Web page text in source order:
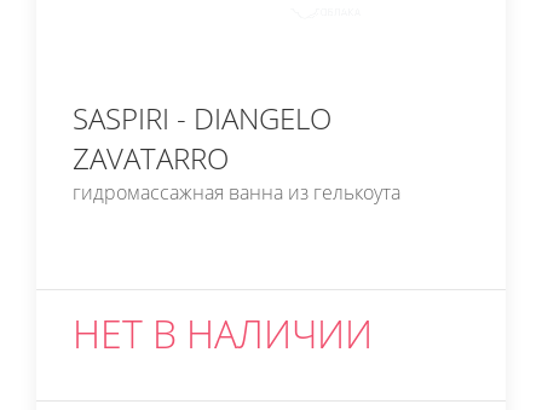
SASPIRI - DIANGELO
ZAVATARRO
гидромассажная ванна из гелькоута
НЕТ В НАЛИЧИИ